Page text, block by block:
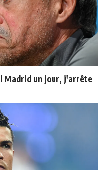
Madrid un jour, j'arrête